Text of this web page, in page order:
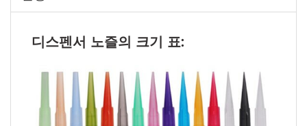
디스펜서 노즐의 크기 표: